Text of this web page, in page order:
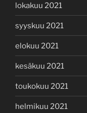
lokakuu 2021
syyskuu 2021
elokuu 2021
kesäkuu 2021
toukokuu 2021
helmikuu 2021